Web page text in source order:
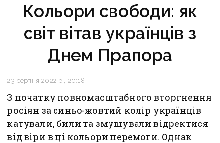
Кольори свободи: як
світ вітав українців з
Днем Прапора
23 серпня 2022 р., 20:18
З початку повномасштабного вторгнення
росіян за синьо-жовтий колір українців
катували, били та змушували відректися
від віри в ці кольори перемоги. Однак